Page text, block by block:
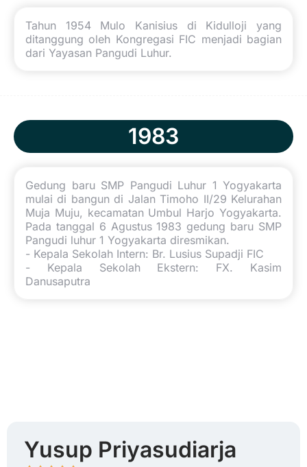
Tahun 1954 Mulo Kanisius di Kidulloji yang
ditanggung oleh Kongregasi FIC menjadi bagian
dari Yayasan Pangudi Luhur.
1983
Gedung baru SMP Pangudi Luhur 1 Yogyakarta
mulai di bangun di Jalan Timoho II/29 Kelurahan
Muja Muju, kecamatan Umbul Harjo Yogyakarta.
Pada tanggal 6 Agustus 1983 gedung baru SMP
Pangudi luhur 1 Yogyakarta diresmikan.
- Kepala Sekolah Intern: Br. Lusius Supadji FIC
- Kepala Sekolah Ekstern: FX. Kasim
Danusaputra
Yusup Priyasudiarja